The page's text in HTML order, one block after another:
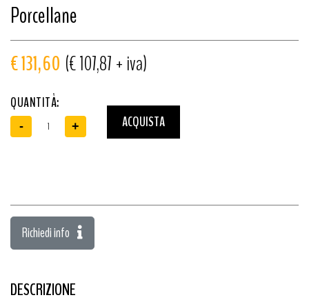
Porcellane
€ 131,60 (€ 107,87 + iva)
QUANTITÀ:
- + ACQUISTA
Richiedi info
DESCRIZIONE